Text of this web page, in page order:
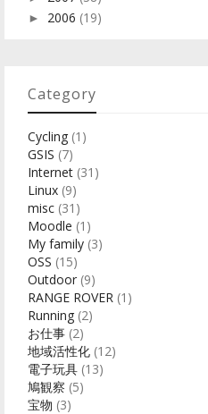
► 2006 (19)
Category
Cycling (1)
GSIS (7)
Internet (31)
Linux (9)
misc (31)
Moodle (1)
My family (3)
OSS (15)
Outdoor (9)
RANGE ROVER (1)
Running (2)
お仕事 (2)
地域活性化 (12)
電子玩具 (13)
鳩観察 (5)
宝物 (3)